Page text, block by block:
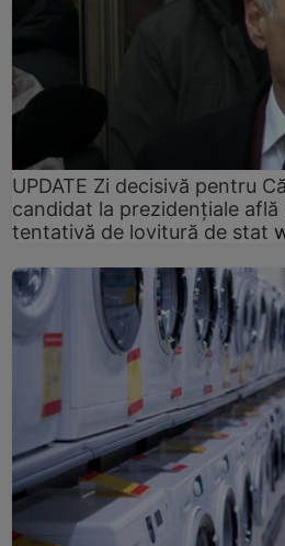
UPDATE Zi decisivă pentru
candidat la prezidențiale
tentativă de lovitură de stat